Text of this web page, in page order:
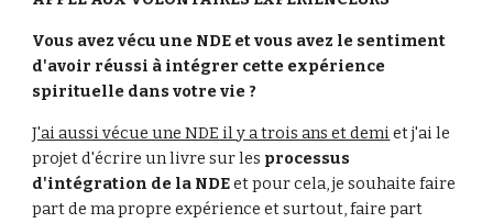
Vous avez vécu une NDE et vous avez le sentiment
d'avoir réussi à intégrer cette expérience
spirituelle dans votre vie ?
J'ai aussi vécue une NDE il y a trois ans et demi et j'ai le
projet d'écrire un livre sur les processus
d'intégration de la NDE et pour cela, je souhaite faire
part de ma propre expérience et surtout, faire part